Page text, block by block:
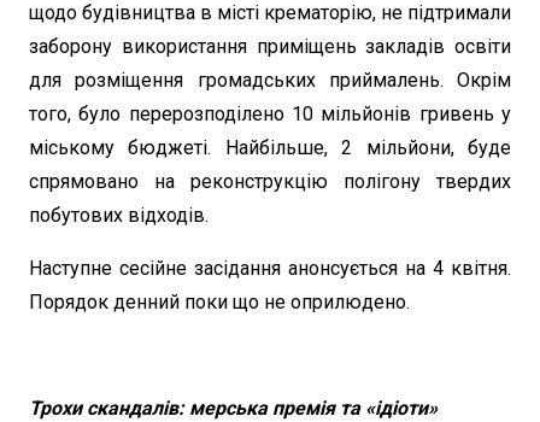
щодо будівництва в місті крематорію, не підтримали
заборону використання приміщень закладів освіти
для розміщення громадських приймалень. Окрім
того, було перерозподілено 10 мільйонів гривень у
міському бюджеті. Найбільше, 2 мільйони, буде
спрямовано на реконструкцію полігону твердих
побутових відходів.
Наступне сесійне засідання анонсується на 4 квітня.
Порядок денний поки що не оприлюдено.
Трохи скандалів: мерська премія та «ідіоти»